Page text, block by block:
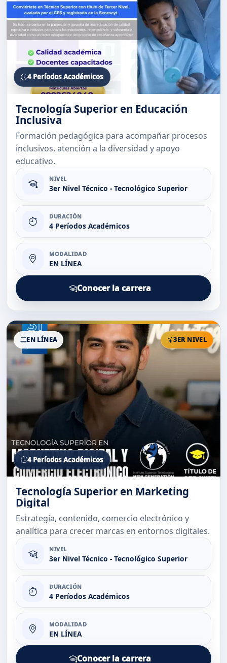
4 Períodos Académicos
Tecnología Superior en Educación
Inclusiva
Formación pedagógica para acompañar procesos
inclusivos, atención a la diversidad y apoyo
educativo.
NIVEL
3er Nivel Técnico - Tecnológico Superior
DURACIÓN
4 Períodos Académicos
MODALIDAD
EN LÍNEA
Conocer la carrera
EN LÍNEA 3ER NIVEL
4 Períodos Académicos
Tecnología Superior en Marketing
Digital
Estrategia, contenido, comercio electrónico y
analítica para crecer marcas en entornos digitales.
NIVEL
3er Nivel Técnico - Tecnológico Superior
DURACIÓN
4 Períodos Académicos
MODALIDAD
EN LÍNEA
Conocer la carrera